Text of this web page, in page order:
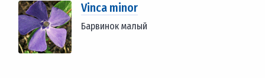
Vinca minor
Барвинок малый